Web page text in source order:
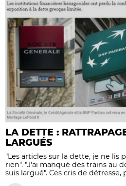
LA DETTE :
LARGUÉS
"Les articles sur la dette, je ne lis
rien". "J'ai manqué des trains au
suis largué". Ces cris de détresse,